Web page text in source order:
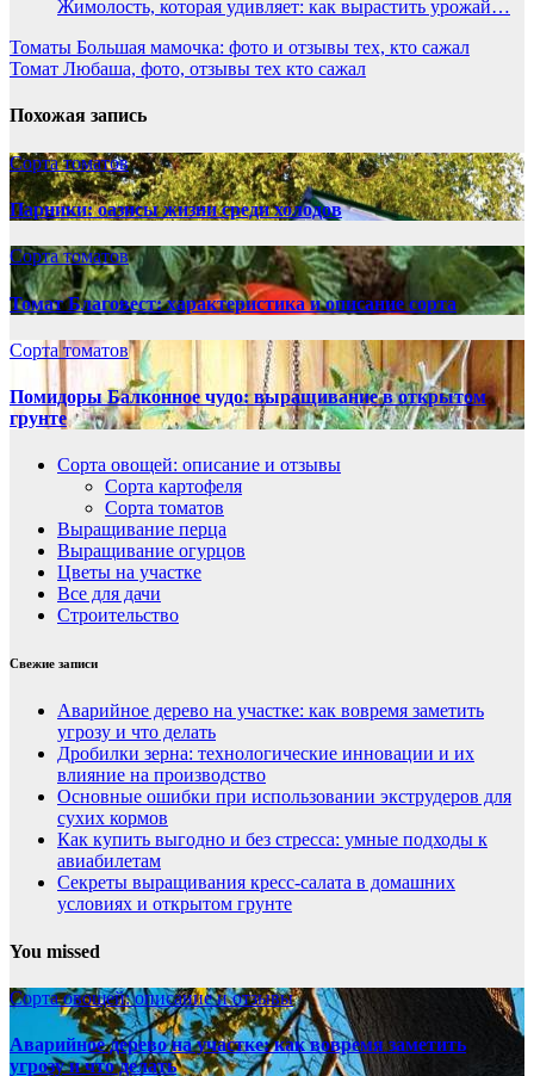
Жимолость, которая удивляет: как вырастить урожай…
Навигация
по
записям
Томаты Большая мамочка: фото и отзывы тех, кто сажал
Томат Любаша, фото, отзывы тех кто сажал
Похожая запись
Сорта томатов
Парники: оазисы жизни среди холодов
Сорта томатов
Томат Благовест: характеристика и описание сорта
Сорта томатов
Помидоры Балконное чудо: выращивание в открытом
грунте
Сорта овощей: описание и отзывы
Сорта картофеля
Сорта томатов
Выращивание перца
Выращивание огурцов
Цветы на участке
Все для дачи
Строительство
Свежие записи
Аварийное дерево на участке: как вовремя заметить
угрозу и что делать
Дробилки зерна: технологические инновации и их
влияние на производство
Основные ошибки при использовании экструдеров для
сухих кормов
Как купить выгодно и без стресса: умные подходы к
авиабилетам
Секреты выращивания кресс-салата в домашних
условиях и открытом грунте
You missed
Сорта овощей: описание и отзывы
Аварийное дерево на участке: как вовремя заметить
угрозу и что делать